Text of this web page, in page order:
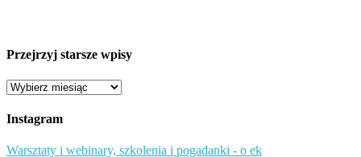
Przejrzyj starsze wpisy
Przejrzyj
wpisy
Instagram
Warsztaty i webinary, szkolenia i pogadanki - o ek